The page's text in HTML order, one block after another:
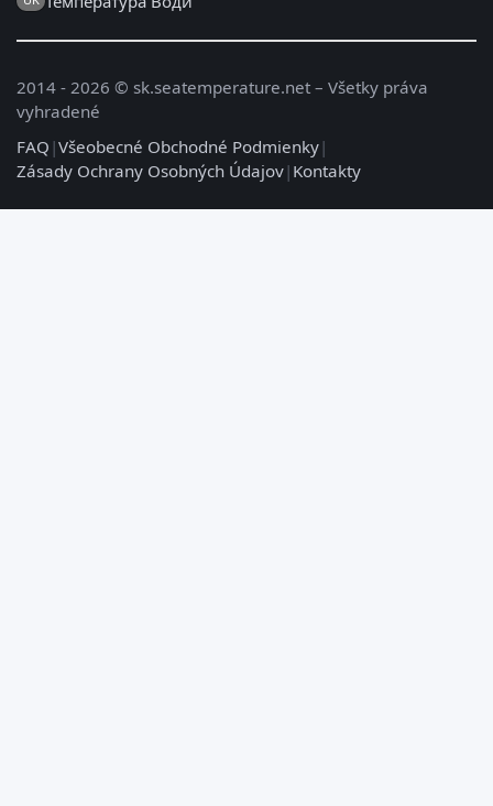
2014 - 2026 © sk.seatemperature.net – Všetky práva
vyhradené
FAQ |Všeobecné Obchodné Podmienky|
Zásady Ochrany Osobných Údajov| Kontakty